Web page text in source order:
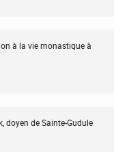
à la vie monastique à
doyen de Sainte-Gudule